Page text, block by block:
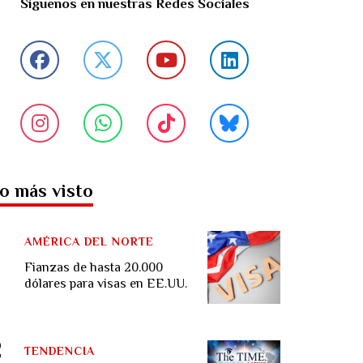
Síguenos en nuestras Redes Sociales
más visto
Fianzas de hasta 20.000
dólares para visas en EE.UU.
AMÉRICA DEL NORTE
TENDENCIA